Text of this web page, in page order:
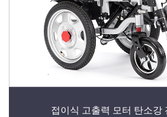
접이식 고출력 모터 탄소강